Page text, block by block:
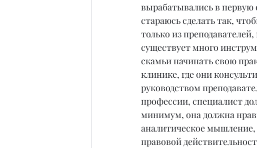
вырабатывались в первую
стараюсь сделать так,
только из
существует много
скамьи начинать свою
клинике, где они
руководством
профессии, специалист
минимум, она должна
аналитическое
правовой